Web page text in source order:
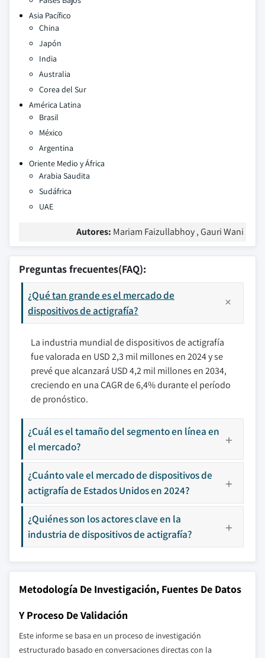
Asia Pacífico
China
Japón
India
Australia
Corea del Sur
América Latina
Brasil
México
Argentina
Oriente Medio y África
Arabia Saudita
Sudáfrica
UAE
Autores: Mariam Faizullabhoy , Gauri Wani
Preguntas frecuentes(FAQ):
¿Qué tan grande es el mercado de
dispositivos de actigrafía?
La industria mundial de dispositivos de actigrafía
fue valorada en USD 2,3 mil millones en 2024 y se
prevé que alcanzará USD 4,2 mil millones en 2034,
creciendo en una CAGR de 6,4% durante el período
de pronóstico.
¿Cuál es el tamaño del segmento en línea en
el mercado?
¿Cuánto vale el mercado de dispositivos de
actigrafía de Estados Unidos en 2024?
¿Quiénes son los actores clave en la
industria de dispositivos de actigrafía?
Metodología De Investigación, Fuentes De Datos
Y Proceso De Validación
Este informe se basa en un proceso de investigación
estructurado basado en conversaciones directas con la